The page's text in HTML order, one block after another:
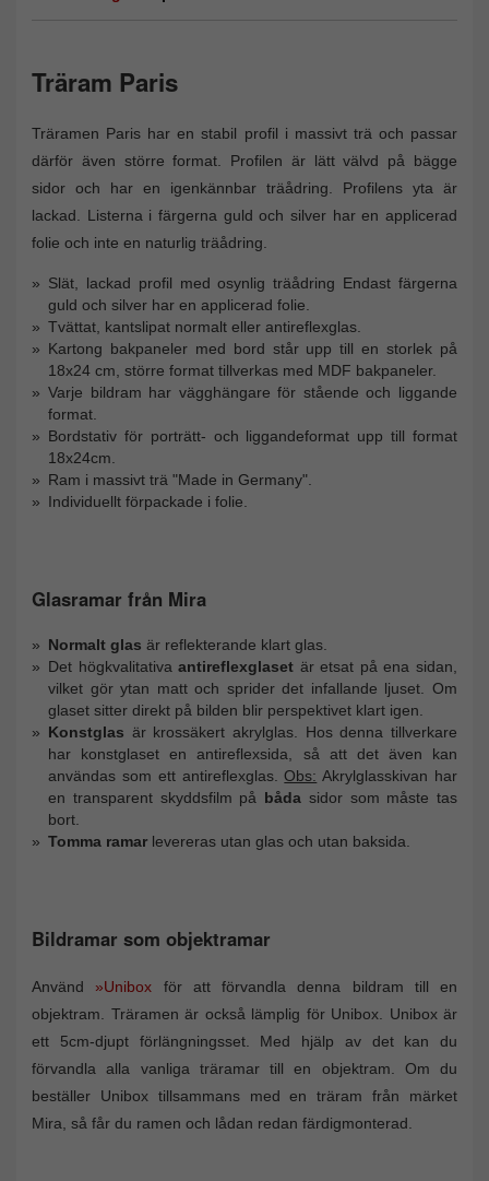
Träram Paris
Träramen Paris har en stabil profil i massivt trä och passar
därför även större format. Profilen är lätt välvd på bägge
sidor och har en igenkännbar träådring. Profilens yta är
lackad. Listerna i färgerna guld och silver har en applicerad
folie och inte en naturlig träådring.
Slät, lackad profil med osynlig träådring Endast färgerna
guld och silver har en applicerad folie.
Tvättat, kantslipat normalt eller antireflexglas.
Kartong bakpaneler med bord står upp till en storlek på
18x24 cm, större format tillverkas med MDF bakpaneler.
Varje bildram har vägghängare för stående och liggande
format.
Bordstativ för porträtt- och liggandeformat upp till format
18x24cm.
Ram i massivt trä "Made in Germany".
Individuellt förpackade i folie.
Glasramar från Mira
Normalt glas är reflekterande klart glas.
Det högkvalitativaantireflexglaset är etsat på ena sidan,
vilket gör ytan matt och sprider det infallande ljuset. Om
glaset sitter direkt på bilden blir perspektivet klart igen.
Konstglas är krossäkert akrylglas. Hos denna tillverkare
har konstglaset en antireflexsida, så att det även kan
användas som ett antireflexglas.Obs: Akrylglasskivan har
en transparent skyddsfilm på båda sidor som måste tas
bort.
Tomma ramar levereras utan glas och utan baksida.
Bildramar som objektramar
Använd »Unibox för att förvandla denna bildram till en
objektram. Träramen är också lämplig för Unibox. Unibox är
ett 5cm-djupt förlängningsset. Med hjälp av det kan du
förvandla alla vanliga träramar till en objektram. Om du
beställer Unibox tillsammans med en träram från märket
Mira, så får du ramen och lådan redan färdigmonterad.